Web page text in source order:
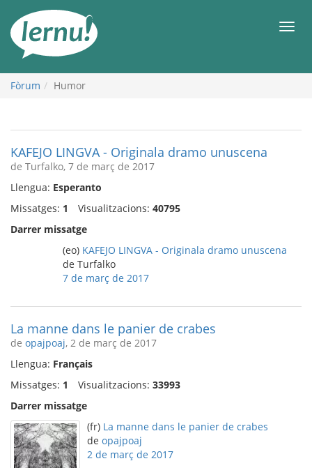
contingut
Fòrum Humor
KAFEJO LINGVA - Originala dramo unuscena
de Turfalko, 7 de març de 2017
Llengua: Esperanto
Missatges: 1 Visualitzacions: 40795
Darrer missatge
(eo) KAFEJO LINGVA - Originala dramo unuscena
de Turfalko
7 de març de 2017
La manne dans le panier de crabes
de opajpoaj, 2 de març de 2017
Llengua: Français
Missatges: 1 Visualitzacions: 33993
Darrer missatge
(fr) La manne dans le panier de crabes
de opajpoaj
2 de març de 2017